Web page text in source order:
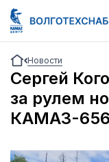
Новости
Сергей
за рулем
КАМАЗ-